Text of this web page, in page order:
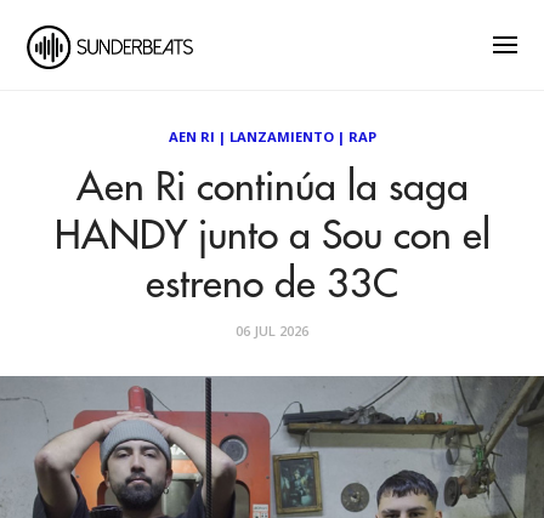
AEN RI | LANZAMIENTO| RAP
Aen Ri continúa la saga
HANDY junto a Sou con el
estreno de 33C
06 JUL 2026